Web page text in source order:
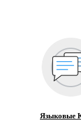
Языковые